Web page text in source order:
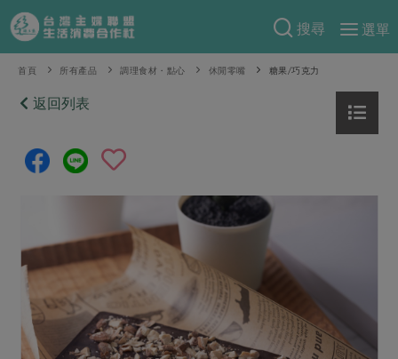
搜尋
選單
產品分類
當季蔬果
芽苗類
辛香料類
奶蛋豆・五穀
蛋 乳製品
豆製品 米麵雜糧
食譜料理
食材
肉食
海鮮
常備菜
蔬食
特別企畫
預購活動
把最好的台灣味帶回家！
防災用品預購圓滿結束
2026年端午節預購圓滿結束
更多預購活動
綠主張
觀點文章
主婦食堂 一籃菜真心話
社內大小事 合作聯合國
產品故事 生活提案
關於合作社
認識合作社
關於我們
合作社組織
首頁 所有產品 調理食材・點心 休閒零嘴 糖果/巧克力
返回列表